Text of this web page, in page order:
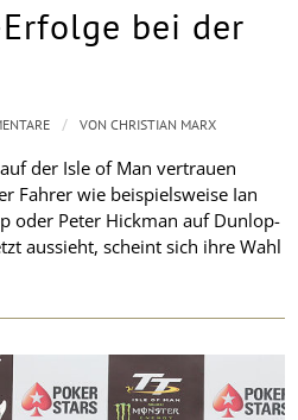
bei der
der Isle of Man vertrauen
Fahrer wie beispielsweise Ian
oder Peter Hickman auf Dunlop-
aussieht, scheint sich ihre Wahl
/ VONCHRISTIAN MARX